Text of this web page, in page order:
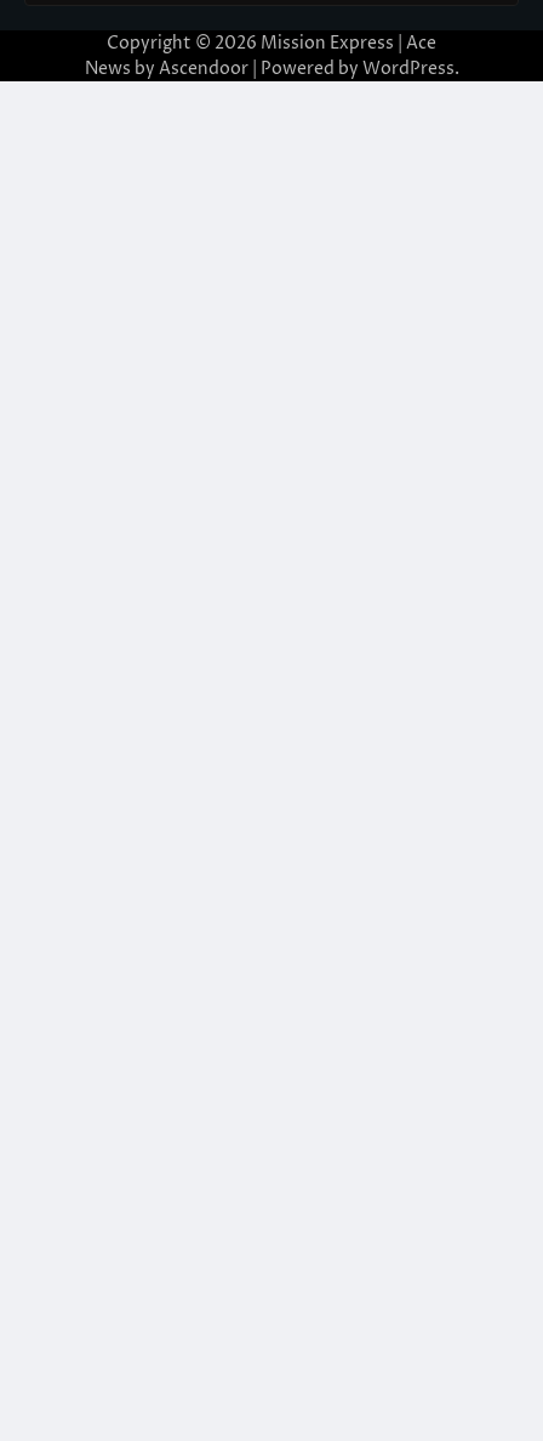
Copyright © 2026 Mission Express | Ace
News by Ascendoor| Powered by WordPress.